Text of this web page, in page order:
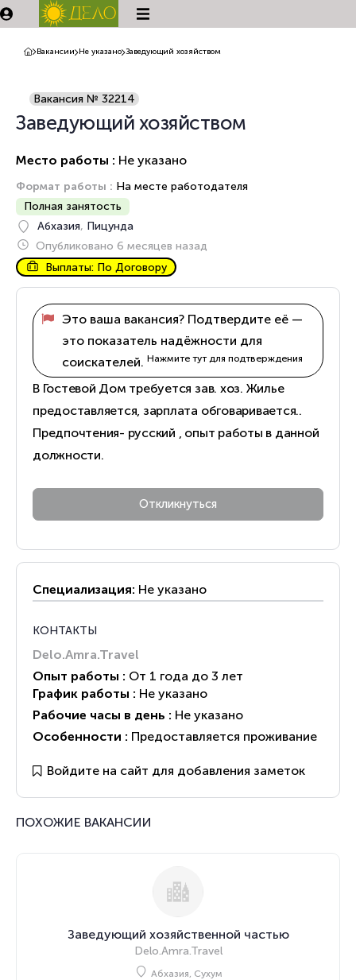
Вакансии Не указано Заведующий хозяйством
Заведующий хозяйством
Место работы : Не указано
Формат работы : На месте работодателя
Полная занятость
Абхазия, Пицунда
Опубликовано 6 месяцев назад
Выплаты: По Договору
Вакансия № 32214
Это ваша вакансия? Подтвердите её —
это показатель надёжности для
соискателей. Нажмите тут для подтверждения
В Гостевой Дом требуется зав. хоз. Жилье
предоставляется, зарплата обговаривается..
Предпочтения- русский , опыт работы в данной
должности.
Специализация: Не указано
КОНТАКТЫ
Delo.Amra.Travel
Опыт работы : От 1 года до 3 лет
График работы : Не указано
Рабочие часы в день : Не указано
Особенности : Предоставляется проживание
Войдите на сайт для добавления заметок
ПОХОЖИЕ ВАКАНСИИ
Заведующий хозяйственной частью
Delo.Amra.Travel
Абхазия, Сухум